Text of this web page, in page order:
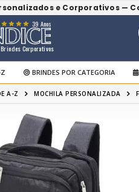
e Corporativos —
Corporativos
39 Anos
BRINDES POR CATEGORIA
A-Z MOCHILA PERSONALIZADA